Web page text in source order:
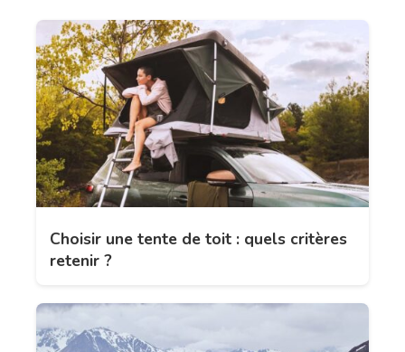
Choisir une tente de toit : quels critères
retenir ?